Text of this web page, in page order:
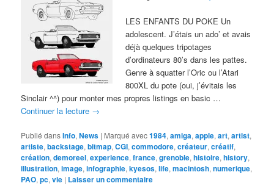
LES ENFANTS DU POKE Un
adolescent. J’étais un ado’ et avais
déjà quelques tripotages
d’ordinateurs 80’s dans les pattes.
Genre à squatter l’Oric ou l’Atari
800XL du pote (oui, j’évitais les
Sinclair ^^) pour monter mes propres listings en basic …
Continuer la lecture →
Publié dansInfo,News | Marqué avec1984,amiga,apple,art,artist,
artiste,backstage,bitmap,CGI,commodore,créateur,créatif,
création,demoreel,experience,france,grenoble,histoire,history,
illustration,image,infographie,kyesos,life,macintosh,numerique,
PAO,pc,vie | Laisser un commentaire